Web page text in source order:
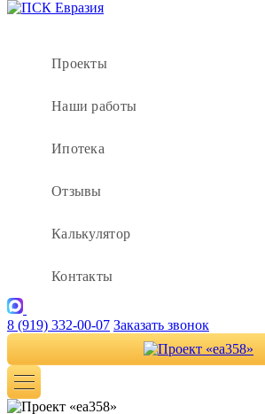
Проекты
Наши работы
Ипотека
Отзывы
Калькулятор
Контакты
8 (919) 332-00-07 Заказать звонок